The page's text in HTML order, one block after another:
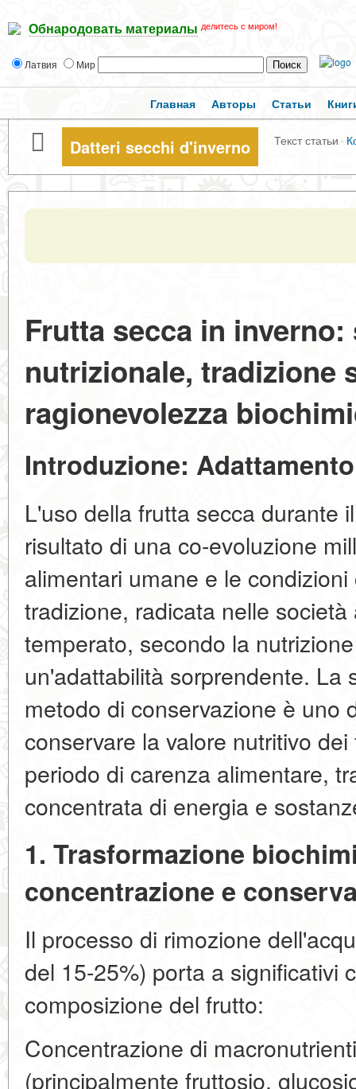
Обнародовать материалы делитесь с миром!
Латвия Мир
Главная Авторы Статьи
Datteri secchi d'inverno Текст статьи ·
Frutta secca in
nutrizionale, tradizione
ragionevolezza
Introduzione:
L'uso della frutta secca durante
risultato di una co-evoluzione
alimentari umane e le
tradizione, radicata nelle
temperato, secondo la
un'adattabilità sorprendente. La
metodo di conservazione è uno
conservare la valore nutritivo
periodo di carenza alimentare,
concentrata di energia e
1. Trasformazione
concentrazione e
Il processo di rimozione
del 15-25%) porta a significativi
composizione del frutto:
Concentrazione di
(principalmente fruttosio,